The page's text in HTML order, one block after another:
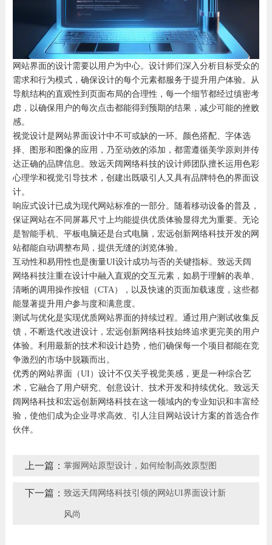
网站界面的设计需要以用户为中心。设计师们深入分析目标受众的
需求和行为模式，确保设计的每个元素都服务于提升用户体验。从
导航结构的直观性到页面布局的合理性，每一个细节都经过缜密考
虑，以确保用户的每次点击都能得到预期的结果，减少可能的挫败
感。
视觉设计是网站界面设计中不可或缺的一环。颜色搭配、字体选
择、图形和图像的应用，乃至动效的添加，都需遵循美学原则并传
达正确的品牌信息。致远天阔网络科技的设计师团队擅长运用色彩
心理学和视觉引导技术，创建出既吸引人又具有品牌特色的界面设
计。
响应式设计已成为现代网站标准的一部分。随着移动设备的普及，
保证网站在不同屏幕尺寸上均能提供优质体验显得尤为重要。无论
是智能手机、平板电脑还是台式电脑，宏远创新网络科技开发的网
站都能自动调整布局，提供无缝的浏览体验。
互动性和易用性也是衡量UI设计成功与否的关键指标。致远天阔
网络科技注重在设计中融入直观的交互元素，如易于理解的表单、
清晰的调用操作按钮（CTA），以及快速的页面加载速度，这些都
能显著提升用户参与度和满意度。
测试与优化是实现优质网站界面的持续过程。通过用户测试收集反
馈，不断迭代改进设计，宏远创新网络科技始终追求更完美的用户
体验。利用最新的技术和设计趋势，他们确保每一个项目都能在竞
争激烈的市场中脱颖而出。
优秀的网站界面（UI）设计不仅关乎视觉美感，更是一种综合艺
术，它融合了用户研究、创意设计、技术开发和持续优化。致远天
阔网络科技和宏远创新网络科技在这一领域内的专业知识和丰富经
验，使他们成为企业寻求高效、引人注目网站设计方案的首选合作
伙伴。
上一篇： 掌握网站原型设计，如何绘制高效原型图
下一篇： 致远天阔网络科技引领的网站UI界面设计新
风尚